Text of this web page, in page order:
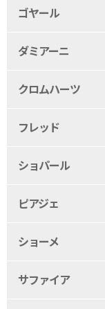
ゴヤール
ダミアーニ
クロムハーツ
フレッド
ショパール
ピアジェ
ショーメ
サファイア